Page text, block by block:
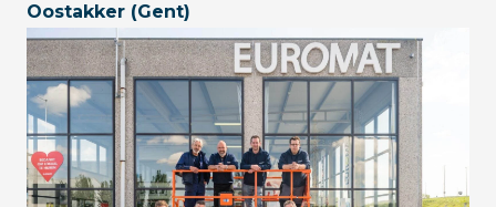
Oostakker (Gent)